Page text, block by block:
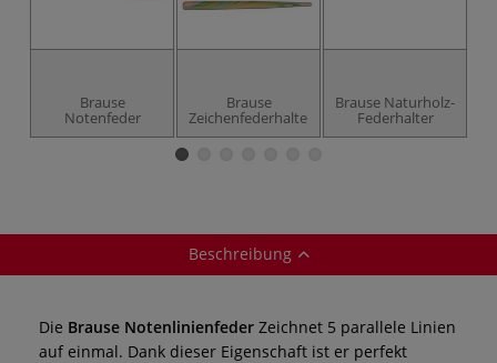
Brause
Notenfeder
Brause
Zeichenfederhalter
Brause Naturholz-
Federhalter
Beschreibung
Die Brause Notenlinienfeder Zeichnet 5 parallele Linien
auf einmal. Dank dieser Eigenschaft ist er perfekt